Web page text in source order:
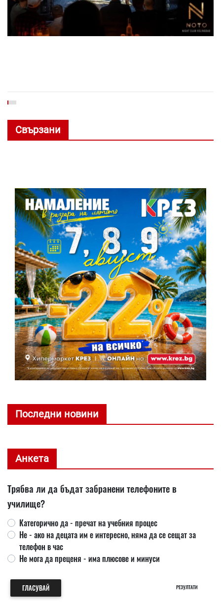
Свързани
Последни новини
Анкета
Трябва ли да бъдат забранени телефоните в
училище?
Категорично да - пречат на учебния процес
Не - ако на децата им е интересно, няма да се сещат за
телефон в час
Не мога да преценя - има плюсове и минуси
ГЛАСУВАЙ РЕЗУЛТАТИ